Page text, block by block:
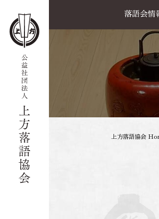
落語会情
公演一覧
天満天神繁
喜楽館
島之内寄席
協力事業
上方落語協会